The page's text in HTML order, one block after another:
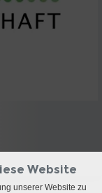
Website
unserer Website zu